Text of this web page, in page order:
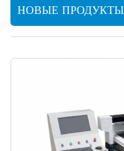
НОВЫЕ ПРОДУКТЫ